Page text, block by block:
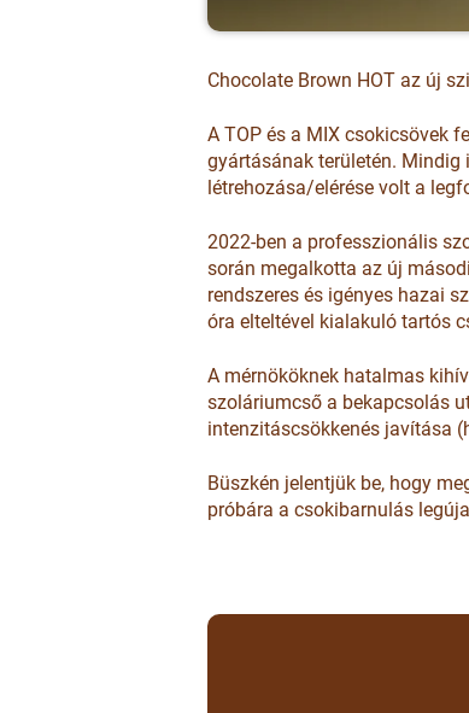
Chocolate Brown HOT az új
A TOP és a MIX csokicsövek
gyártásának területén. Mindig
létrehozása/elérése volt a
2022-ben a professzionális
során megalkotta az új
rendszeres és igényes hazai
óra elteltével kialakuló tartós
A mérnököknek hatalmas
szoláriumcső a bekapcsolás
intenzitáscsökkenés javítása
Büszkén jelentjük be, hogy
próbára a csokibarnulás